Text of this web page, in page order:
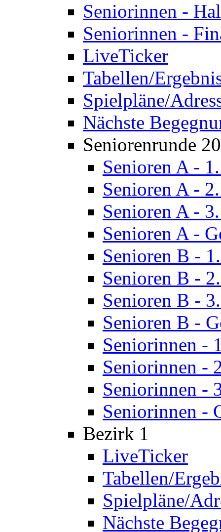
Seniorinnen -
Seniorinnen -
LiveTicker
Tabellen/
Spielpläne/
Nächste
Seniorenrunde
Senioren A -
Senioren A -
Senioren A -
Senioren A -
Senioren B -
Senioren B -
Senioren B -
Senioren B -
Seniorinnen -
Seniorinnen -
Seniorinnen -
Seniorinnen -
Bezirk 1
LiveTicker
Tabellen/
Spielpläne/
Nächste